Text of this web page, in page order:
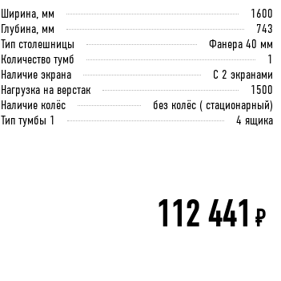
В корзину
В корзину
В корзину
Ширина, мм
1600
Глубина, мм
743
Тип столешницы
Фанера 40 мм
Количество тумб
1
Наличие экрана
С 2 экранами
Нагрузка на верстак
1500
Наличие колёс
без колёс ( стационарный)
Тип тумбы 1
4 ящика
112 441 ₽